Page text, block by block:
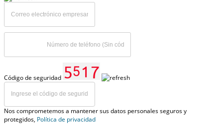
Código de seguridad
Nos comprometemos a mantener sus datos personales seguros y
protegidos, Política de privacidad